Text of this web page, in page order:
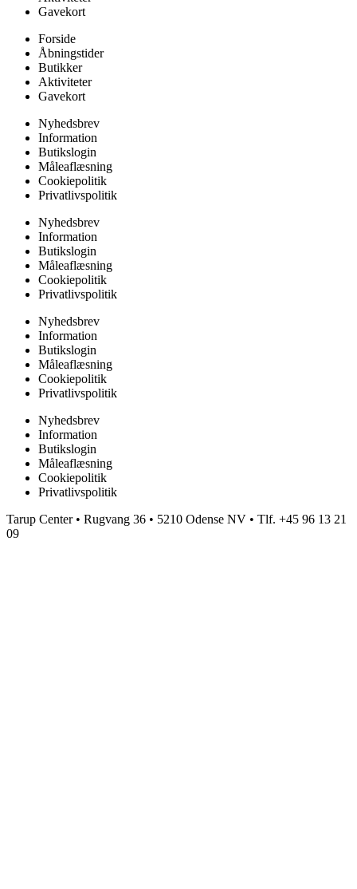
Gavekort
Forside
Åbningstider
Butikker
Aktiviteter
Gavekort
Nyhedsbrev
Information
Butikslogin
Måleaflæsning
Cookiepolitik
Privatlivspolitik
Nyhedsbrev
Information
Butikslogin
Måleaflæsning
Cookiepolitik
Privatlivspolitik
Nyhedsbrev
Information
Butikslogin
Måleaflæsning
Cookiepolitik
Privatlivspolitik
Nyhedsbrev
Information
Butikslogin
Måleaflæsning
Cookiepolitik
Privatlivspolitik
Tarup Center • Rugvang 36 • 5210 Odense NV • Tlf. +45 96 13 21
09